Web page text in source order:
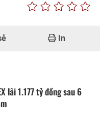
In
lãi 1.177 tỷ đồng sau 6